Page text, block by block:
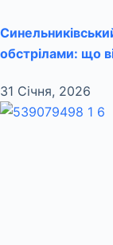
обстрілами: що
31 Січня, 2026